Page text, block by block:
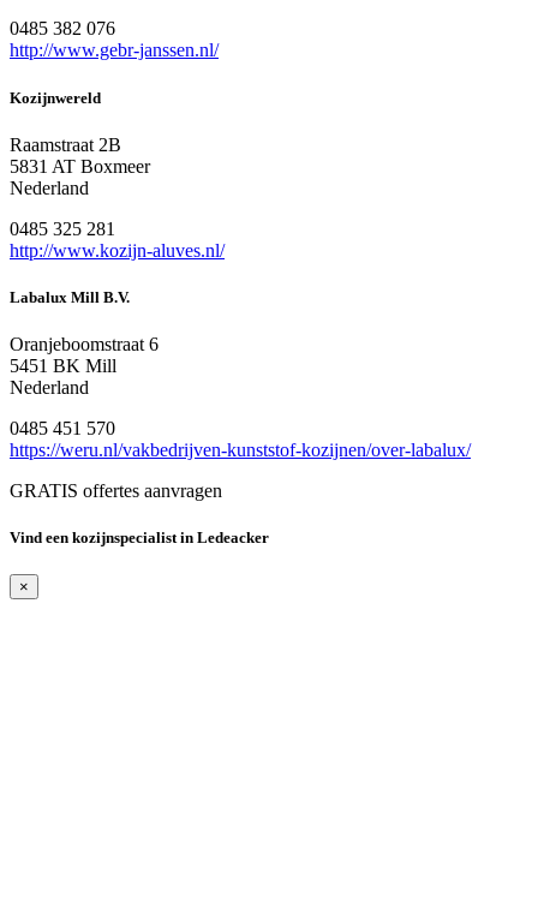
0485 382 076
http://www.gebr-janssen.nl/
Kozijnwereld
Raamstraat 2B
5831 AT Boxmeer
Nederland
0485 325 281
http://www.kozijn-aluves.nl/
Labalux Mill B.V.
Oranjeboomstraat 6
5451 BK Mill
Nederland
0485 451 570
https://weru.nl/vakbedrijven-kunststof-kozijnen/over-labalux/
GRATIS offertes aanvragen
Vind een kozijnspecialist in Ledeacker
×